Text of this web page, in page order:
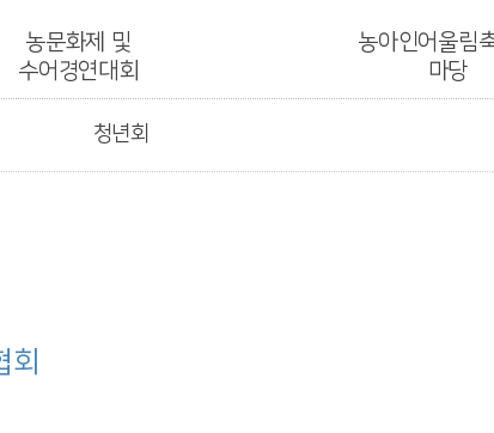
농문화제 및
수어경연대회
농아인어울림
마당
청년회
회